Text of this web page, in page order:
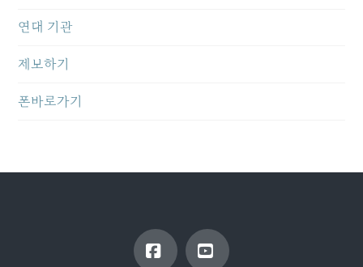
연대 기관
제보하기
폰바로가기